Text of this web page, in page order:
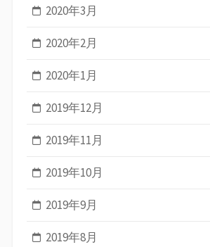
2020年3月
2020年2月
2020年1月
2019年12月
2019年11月
2019年10月
2019年9月
2019年8月